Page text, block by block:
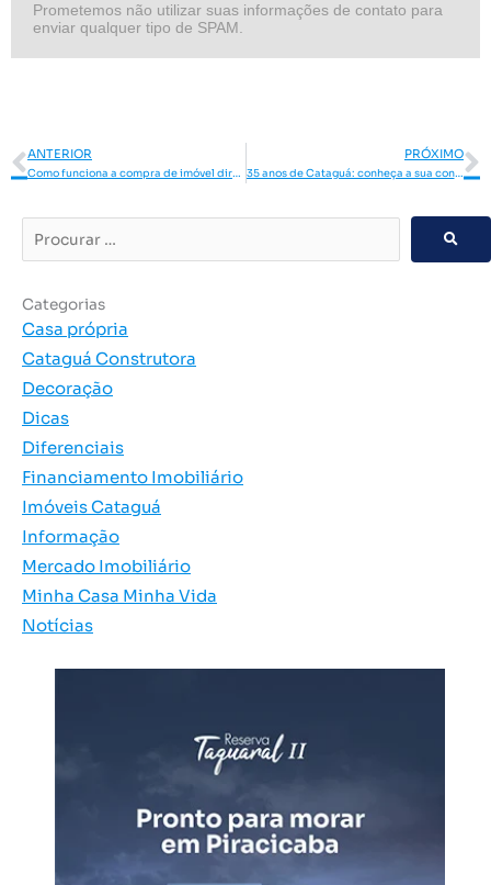
Prometemos não utilizar suas informações de contato para
enviar qualquer tipo de SPAM.
Anterior
ANTERIOR
Como funciona a compra de imóvel direto com a construtora
PRÓXIMO
35 anos de Cataguá: conheça a sua construtora em Piracicaba!
…
Categorias
Casa própria
Cataguá Construtora
Decoração
Dicas
Diferenciais
Financiamento Imobiliário
Imóveis Cataguá
Informação
Mercado Imobiliário
Minha Casa Minha Vida
Notícias